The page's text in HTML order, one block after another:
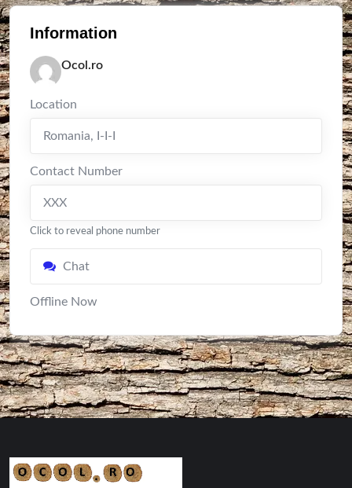
Information
Ocol.ro
Location
Romania, I-I-I
Contact Number
XXX
Click to reveal phone number
Chat
Offline Now